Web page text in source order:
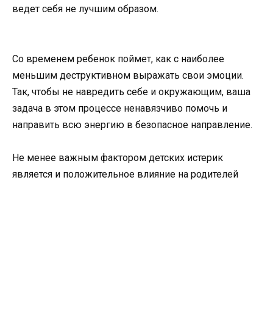
ведет себя не лучшим образом.
Со временем ребенок поймет, как с наиболее
меньшим деструктивном выражать свои эмоции.
Так, чтобы не навредить себе и окружающим, ваша
задача в этом процессе ненавязчиво помочь и
направить всю энергию в безопасное направление.
Не менее важным фактором детских истерик
является и положительное влияние на родителей